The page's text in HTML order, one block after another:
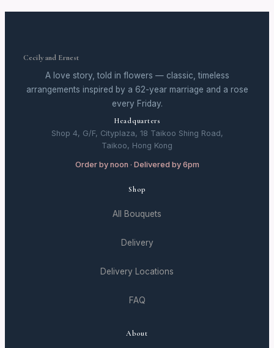
Cecily and Ernest
A love story, told in flowers — classic, timeless
arrangements inspired by a 62-year marriage and a rose
every Friday.
Headquarters
Shop 4, G/F, Cityplaza, 18 Taikoo Shing Road,
Taikoo, Hong Kong
Order by noon · Delivered by 6pm
Shop
All Bouquets
Delivery
Delivery Locations
FAQ
About